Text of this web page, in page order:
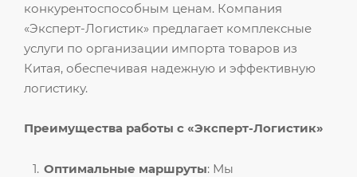
конкурентоспособным ценам. Компания
«Эксперт-Логистик» предлагает комплексные
услуги по организации импорта товаров из
Китая, обеспечивая надежную и эффективную
логистику.
Преимущества работы с «Эксперт-Логистик»
Оптимальные маршруты: Мы